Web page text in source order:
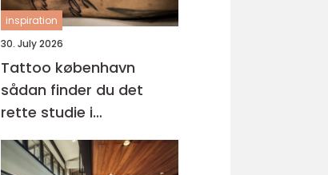
inspiration
30. July 2026
Tattoo københavn
sådan finder du det
rette studie i
hovedstaden